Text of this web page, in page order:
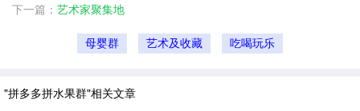
下一篇： 艺术家聚集地
母婴群 艺术及收藏 吃喝玩乐
"拼多多拼水果群"相关文章